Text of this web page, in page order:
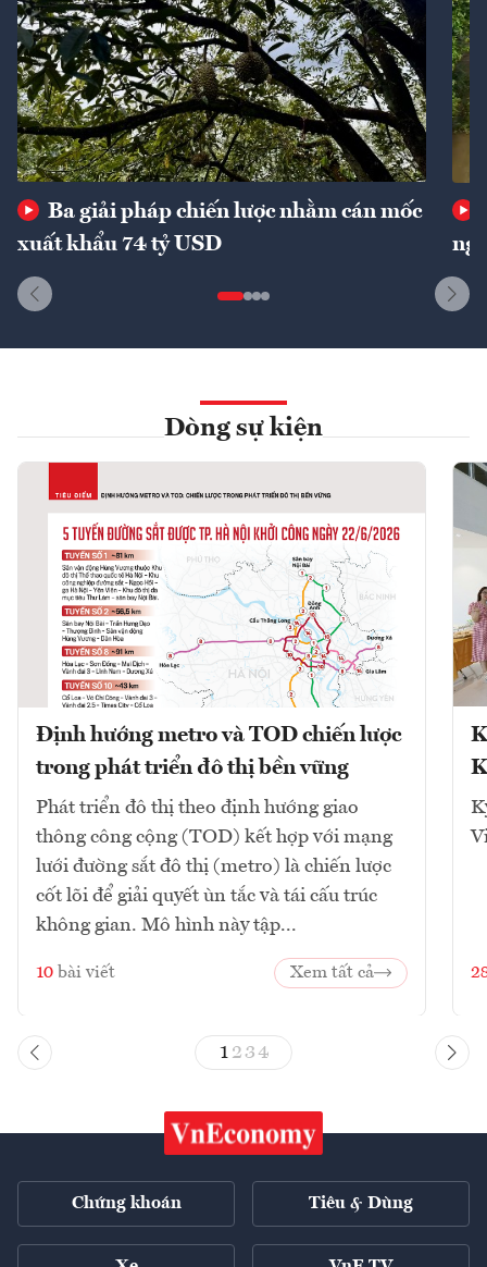
Ba giải pháp chiến lược nhằm cán mốc
xuất khẩu 74 tỷ USD
Dòng sự kiện
Định hướng metro và TOD chiến lược
trong phát triển đô thị bền vững
Phát triển đô thị theo định hướng giao
thông công cộng (TOD) kết hợp với mạng
lưới đường sắt đô thị (metro) là chiến lược
cốt lõi để giải quyết ùn tắc và tái cấu trúc
không gian. Mô hình này tập...
10 bài viết Xem tất cả
1 23 4
Chứng khoán Tiêu & Dùng